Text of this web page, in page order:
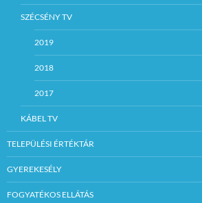
SZÉCSÉNY TV
2019
2018
2017
KÁBEL TV
TELEPÜLÉSI ÉRTÉKTÁR
GYEREKESÉLY
FOGYATÉKOS ELLÁTÁS